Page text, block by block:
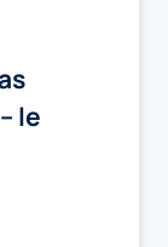
le